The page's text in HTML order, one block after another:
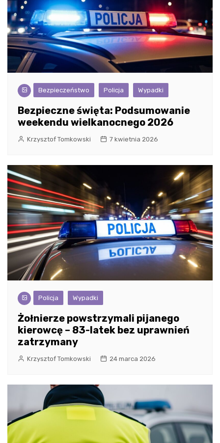
Bezpieczeństwo Policja Wypadki
Bezpieczne święta: Podsumowanie
weekendu wielkanocnego 2026
Krzysztof Tomkowski 7 kwietnia 2026
Policja Wypadki
Żołnierze powstrzymali pijanego
kierowcę – 83-latek bez uprawnień
zatrzymany
Krzysztof Tomkowski 24 marca 2026